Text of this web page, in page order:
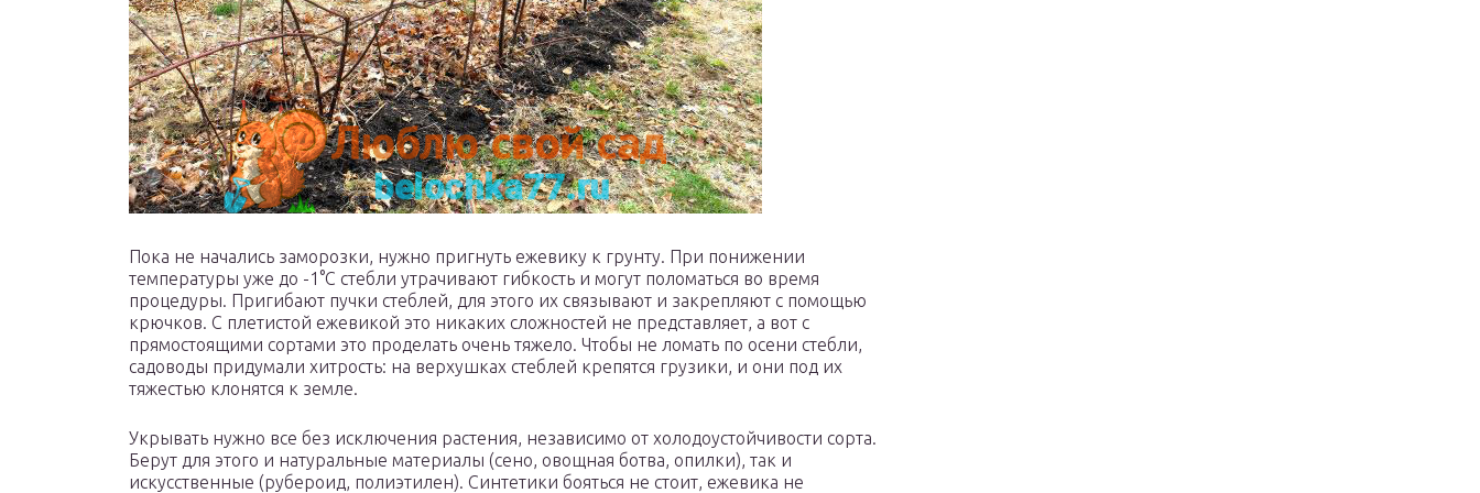
Пока не начались заморозки, нужно пригнуть ежевику к грунту. При понижении
температуры уже до -1°С стебли утрачивают гибкость и могут поломаться во время
процедуры. Пригибают пучки стеблей, для этого их связывают и закрепляют с помощью
крючков. С плетистой ежевикой это никаких сложностей не представляет, а вот с
прямостоящими сортами это проделать очень тяжело. Чтобы не ломать по осени стебли,
садоводы придумали хитрость: на верхушках стеблей крепятся грузики, и они под их
тяжестью клонятся к земле.
Укрывать нужно все без исключения растения, независимо от холодоустойчивости сорта.
Берут для этого и натуральные материалы (сено, овощная ботва, опилки), так и
искусственные (рубероид, полиэтилен). Синтетики бояться не стоит, ежевика не